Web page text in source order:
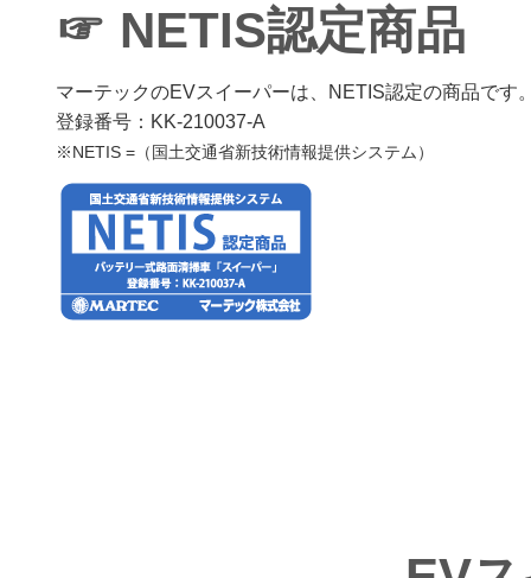
☞ NETIS認定商品
マーテックのEVスイーパーは、NETIS認定の商品です
登録番号：KK-210037-A
※NETIS =（国土交通省新技術情報提供システム）